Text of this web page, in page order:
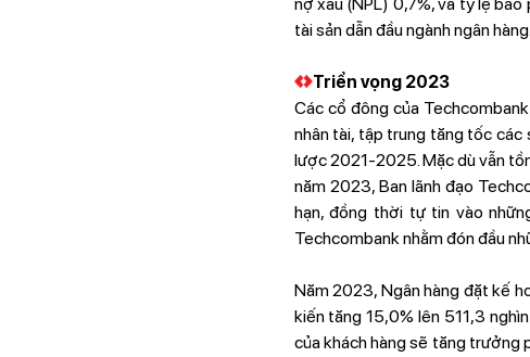
tài sản dẫn đầu ngành ngân hàng.
Triển vọng 2023
Các cổ đông của
nhân tài, tập trung tăng tốc
lược 2021-2025. Mặc dù vẫn
năm 2023, Ban lãnh đạo
hạn, đồng thời tự tin vào
Techcombank nhằm đón đầu
Năm 2023, Ngân hàng đặt kế
kiến tăng 15,0% lên 511,3
của khách hàng sẽ tăng trưởng